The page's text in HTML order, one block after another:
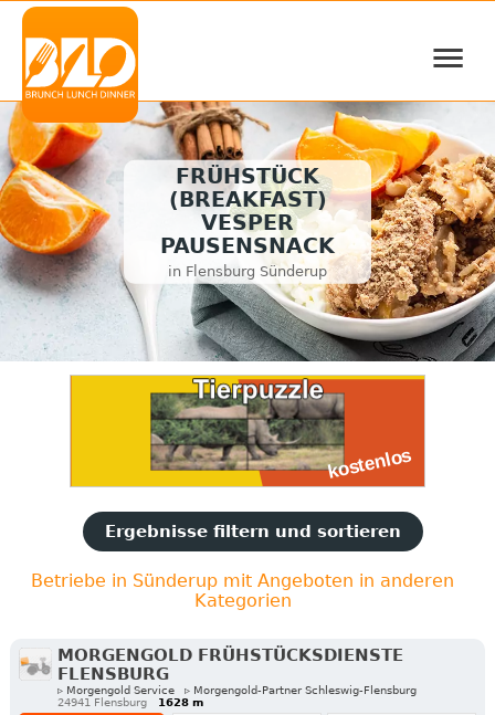
≡
FRÜHSTÜCK
(BREAKFAST)
VESPER
PAUSENSNACK
in Flensburg Sünderup
Ergebnisse filtern und sortieren
Betriebe in Sünderup mit Angeboten in anderen
Kategorien
MORGENGOLD FRÜHSTÜCKSDIENSTE
FLENSBURG
▹ Morgengold Service
▹ Morgengold-Partner Schleswig-Flensburg
24941 Flensburg
1628 m